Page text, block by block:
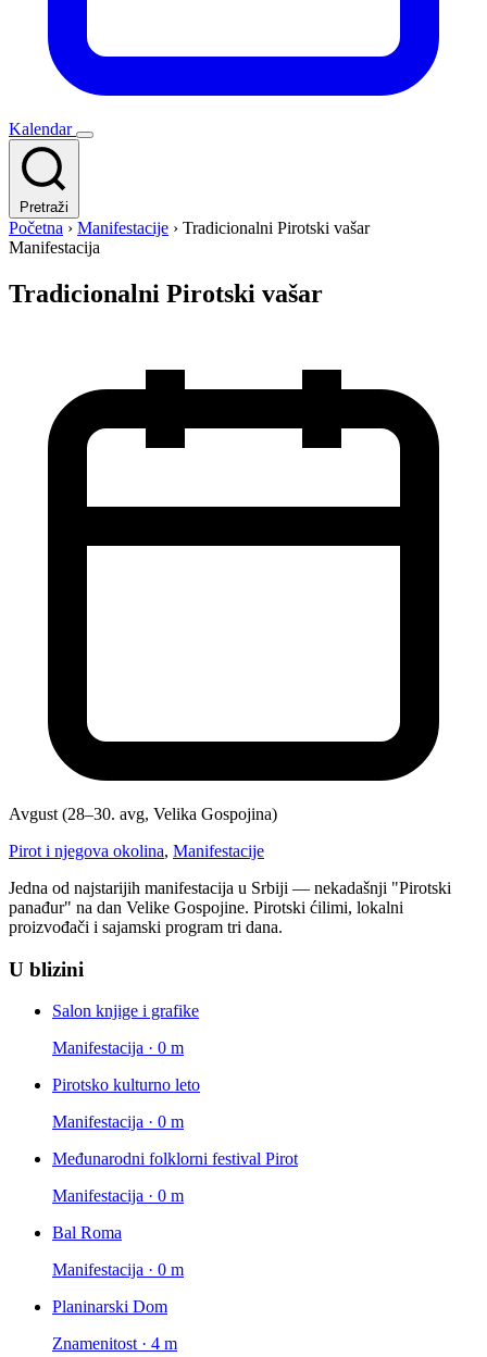
Kalendar
Pretraži
Početna › Manifestacije › Tradicionalni Pirotski vašar
Manifestacija
Tradicionalni Pirotski vašar
Avgust (28–30. avg, Velika Gospojina)
Pirot i njegova okolina, Manifestacije
Jedna od najstarijih manifestacija u Srbiji — nekadašnji "Pirotski
panađur" na dan Velike Gospojine. Pirotski ćilimi, lokalni
proizvođači i sajamski program tri dana.
U blizini
Salon knjige i grafike
Manifestacija · 0 m
Pirotsko kulturno leto
Manifestacija · 0 m
Međunarodni folklorni festival Pirot
Manifestacija · 0 m
Bal Roma
Manifestacija · 0 m
Planinarski Dom
Znamenitost · 4 m